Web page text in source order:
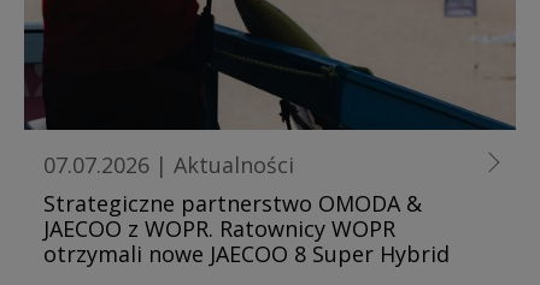
07.07.2026 | Aktualności
Strategiczne partnerstwo OMODA &
JAECOO z WOPR. Ratownicy WOPR
otrzymali nowe JAECOO 8 Super Hybrid